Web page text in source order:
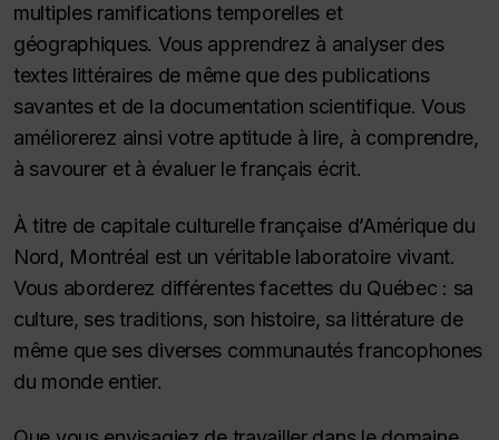
multiples ramifications temporelles et
géographiques. Vous apprendrez à analyser des
textes littéraires de même que des publications
savantes et de la documentation scientifique. Vous
améliorerez ainsi votre aptitude à lire, à comprendre,
à savourer et à évaluer le français écrit.
À titre de capitale culturelle française d’Amérique du
Nord, Montréal est un véritable laboratoire vivant.
Vous aborderez différentes facettes du Québec : sa
culture, ses traditions, son histoire, sa littérature de
même que ses diverses communautés francophones
du monde entier.